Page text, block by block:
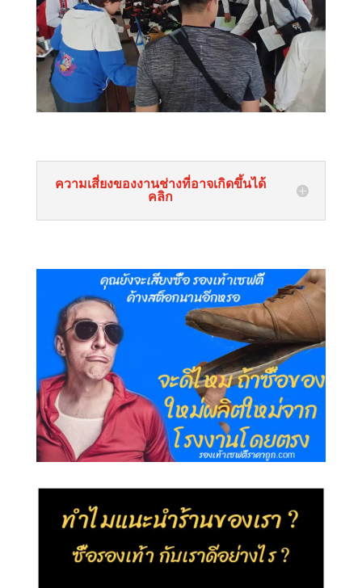
ความเสี่ยงของงานช่างที่อาจเกิดขึ้นได้
คลิก